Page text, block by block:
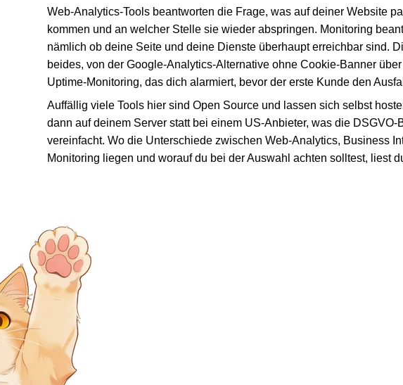
Web-Analytics-Tools beantworten die Frage, was auf deiner Website
kommen und an welcher Stelle sie wieder abspringen. Monitoring
nämlich ob deine Seite und deine Dienste überhaupt erreichbar sind.
beides, von der Google-Analytics-Alternative ohne Cookie-Banner
Uptime-Monitoring, das dich alarmiert, bevor der erste Kunde den
Auffällig viele Tools hier sind Open Source und lassen sich selbst
dann auf deinem Server statt bei einem US-Anbieter, was die DSGVO-
vereinfacht. Wo die Unterschiede zwischen Web-Analytics, Business
Monitoring liegen und worauf du bei der Auswahl achten solltest, liest